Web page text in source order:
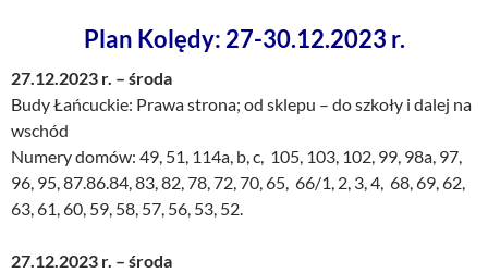
Plan Kolędy: 27-30.12.2023 r.
27.12.2023 r. – środa
Budy Łańcuckie: Prawa strona; od sklepu – do szkoły i dalej na
wschód
Numery domów: 49, 51, 114a, b, c, 105, 103, 102, 99, 98a, 97,
96, 95, 87.86.84, 83, 82, 78, 72, 70, 65, 66/1, 2, 3, 4, 68, 69, 62,
63, 61, 60, 59, 58, 57, 56, 53, 52.
27.12.2023 r. – środa